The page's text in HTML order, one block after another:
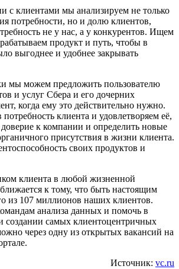
с клиентами мы анализируем не только
потребности, но и долю клиентов,
не у нас, а у конкурентов. Ищем
продукт и путь, чтобы в
выгоднее и удобнее закрывать
мы можем предложить пользователю
и услуг Сбера и его дочерних
когда ему это действительно нужно.
клиента и удовлетворяем её,
к компании и определить новые
присутствия в жизни клиента.
своих продуктов и
клиента в любой жизненной
к тому, что быть настоящим
из 107 миллионов наших клиентов.
анализа данных и помочь в
создании самых клиентоцентричных
через одну из открытых вакансий на
Источник: vc.ru